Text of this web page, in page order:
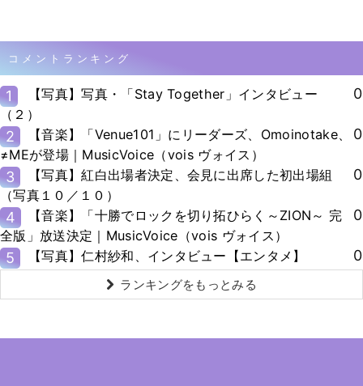
コメントランキング
1
【写真】写真・「Stay Together」インタビュー
（２）
0
2
【音楽】「Venue101」にリーダーズ、Omoinotake、
≠MEが登場｜MusicVoice（vois ヴォイス）
0
3
【写真】紅白出場者決定、会見に出席した初出場組
（写真１０／１０）
0
4
【音楽】「十勝でロックを切り拓ひらく～ZION～ 完
全版」放送決定｜MusicVoice（vois ヴォイス）
0
5 【写真】仁村紗和、インタビュー【エンタメ】 0
ランキングをもっとみる